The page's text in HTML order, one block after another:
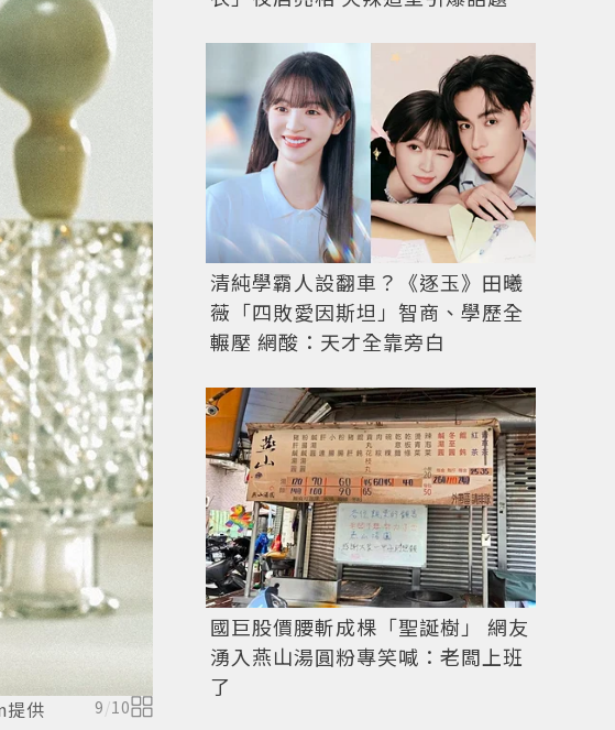
供 9/10
清純學霸人設翻車？《逐玉》田曦
薇「四敗愛因斯坦」智商、學歷全
輾壓 網酸：天才全靠旁白
國巨股價腰斬成棵「聖誕樹」 網友
湧入燕山湯圓粉專笑喊：老闆上班
了